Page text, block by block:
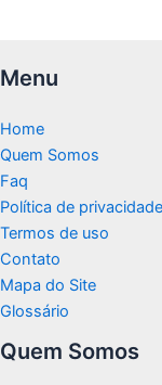
Menu
Home
Quem Somos
Faq
Política de privacidade
Termos de uso
Contato
Mapa do Site
Glossário
Quem Somos